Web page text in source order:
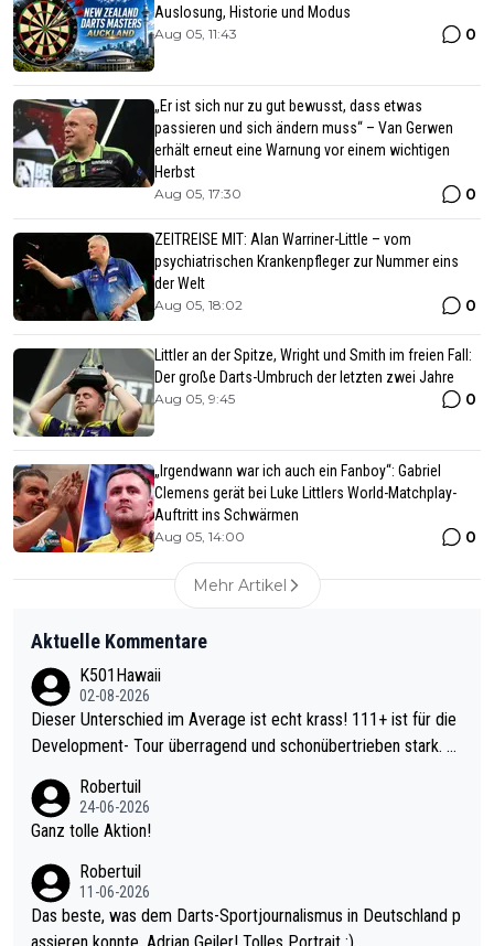
Auslosung, Historie und Modus
Aug 05, 11:43 0
„Er ist sich nur zu gut bewusst, dass etwas
passieren und sich ändern muss“ – Van Gerwen
erhält erneut eine Warnung vor einem wichtigen
Herbst
Aug 05, 17:30 0
ZEITREISE MIT: Alan Warriner-Little – vom
psychiatrischen Krankenpfleger zur Nummer eins
der Welt
Aug 05, 18:02 0
Littler an der Spitze, Wright und Smith im freien Fall:
Der große Darts-Umbruch der letzten zwei Jahre
Aug 05, 9:45 0
„Irgendwann war ich auch ein Fanboy“: Gabriel
Clemens gerät bei Luke Littlers World-Matchplay-
Auftritt ins Schwärmen
Aug 05, 14:00 0
Mehr Artikel
Aktuelle Kommentare
K501Hawaii
02-08-2026
Dieser Unterschied im Average ist echt krass! 111+ ist für die
Development- Tour überragend und schonübertrieben stark. U
mal 40+ erst recht. Da gewinnst keinen Blumentopf - ist ja noc
h krasser wie ein Pokalspiel eines Kreisligisten vs einem Bund
Robertuil
24-06-2026
Ganz tolle Aktion!
Robertuil
11-06-2026
Das beste, was dem Darts-Sportjournalismus in Deutschland p